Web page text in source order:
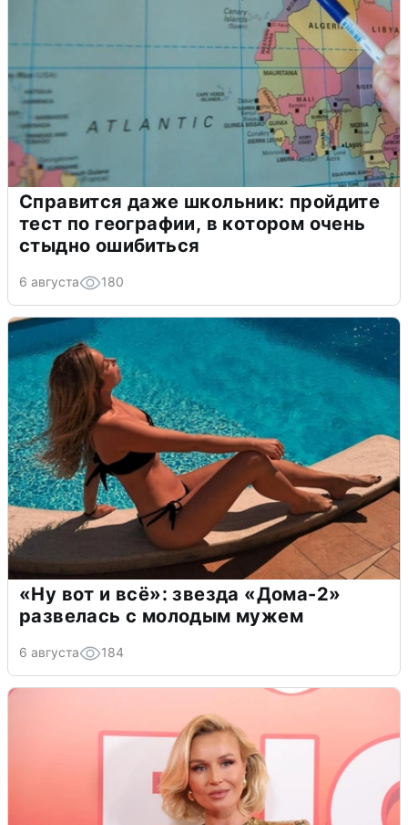
Справится даже школьник: пройдите
тест по географии, в котором очень
стыдно ошибиться
6 августа 180
«Ну вот и всё»: звезда «Дома-2»
развелась с молодым мужем
6 августа 184